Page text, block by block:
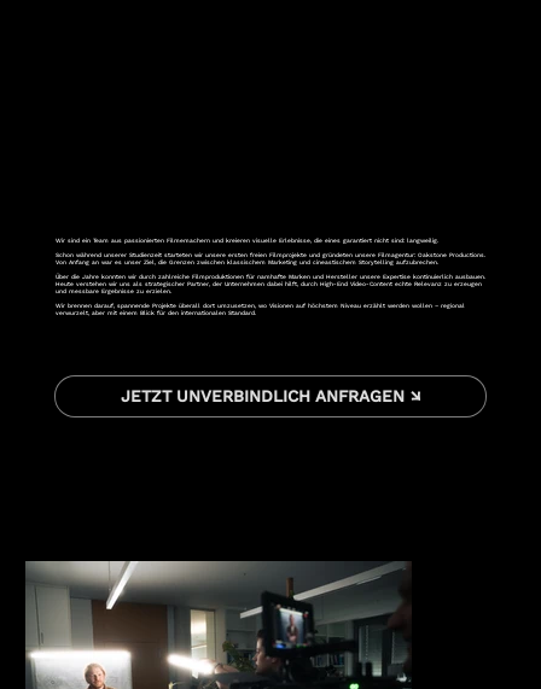
Wir sind ein Team aus passionierten Filmemachern und kreieren visuelle Erlebnisse, die eines garantiert nicht sind: langweilig.
Schon während unserer Studienzeit starteten wir unsere ersten freien Filmprojekte und gründeten unsere Filmagentur: Oakstone Productions.
Von Anfang an war es unser Ziel, die Grenzen zwischen klassischem Marketing und cineastischem Storytelling aufzubrechen.
Über die Jahre konnten wir durch zahlreiche Filmproduktionen für namhafte Marken und Hersteller unsere Expertise kontinuierlich ausbauen.
Heute verstehen wir uns als strategischer Partner, der Unternehmen dabei hilft, durch High-End Video-Content echte Relevanz zu erzeugen
und messbare Ergebnisse zu erzielen.
Wir brennen darauf, spannende Projekte überall dort umzusetzen, wo Visionen auf höchstem Niveau erzählt werden wollen – regional
verwurzelt, aber mit einem Blick für den internationalen Standard.
JETZT UNVERBINDLICH ANFRAGEN ↘